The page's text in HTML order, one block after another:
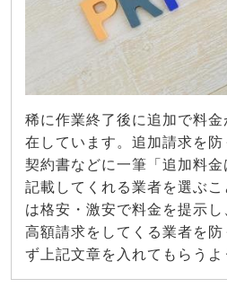
稀に作業終了後に追加で料
在しています。追加請求を
契約書などに一筆「追加料
記載してくれる業者を選ぶ
は格安・激安で料金を提示
高額請求をしてくる業者を
ず上記文章を入れてもらうよ